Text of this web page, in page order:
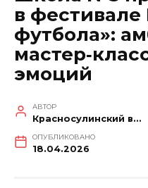
в
футбола»:
эмоций
АВТОР
Красносулинский вестник
ОПУБЛИКОВАНО
18.04.2026